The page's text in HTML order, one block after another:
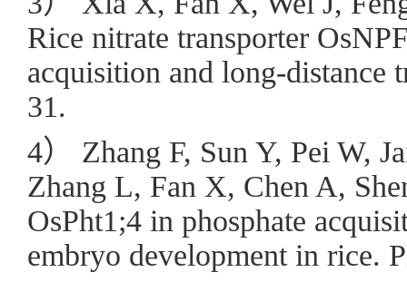
Rice nitrate transporter
acquisition and long-distance
31.
4） Zhang F, Sun Y, Pei W,
Zhang L, Fan X, Chen A,
OsPht1;4 in phosphate
embryo development in rice.